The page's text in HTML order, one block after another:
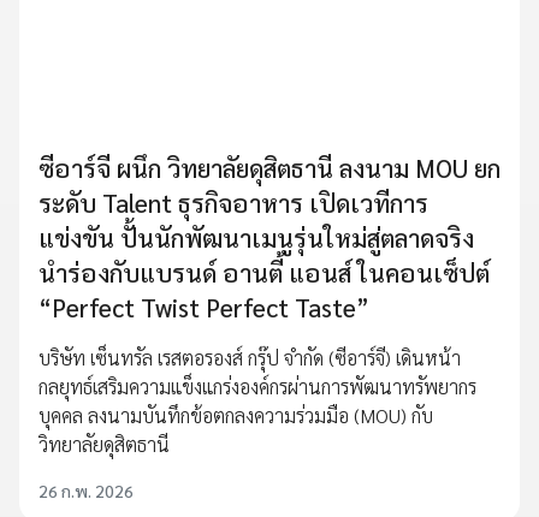
ซีอาร์จี ผนึก วิทยาลัยดุสิตธานี ลงนาม MOU ยก
ระดับ Talent ธุรกิจอาหาร เปิดเวทีการ
แข่งขัน ปั้นนักพัฒนาเมนูรุ่นใหม่สู่ตลาดจริง
นำร่องกับแบรนด์ อานตี้ แอนส์ ในคอนเซ็ปต์
“Perfect Twist Perfect Taste”
บริษัท เซ็นทรัล เรสตอรองส์ กรุ๊ป จำกัด (ซีอาร์จี) เดินหน้า
กลยุทธ์เสริมความแข็งแกร่งองค์กรผ่านการพัฒนาทรัพยากร
บุคคล ลงนามบันทึกข้อตกลงความร่วมมือ (MOU) กับ
วิทยาลัยดุสิตธานี
26 ก.พ. 2026